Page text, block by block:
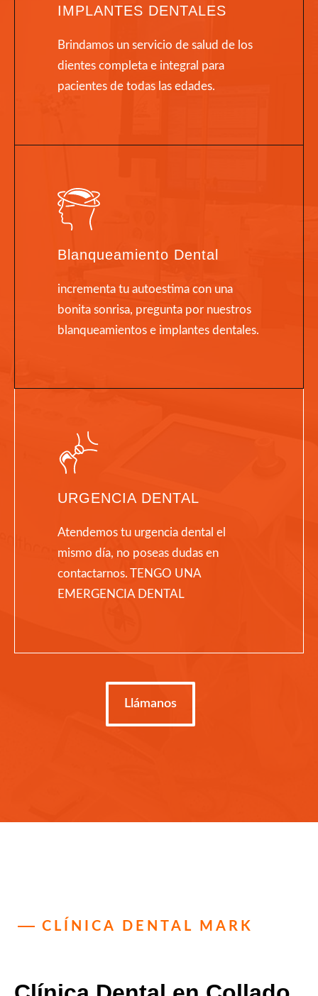
IMPLANTES DENTALES
Brindamos un servicio de salud de los
dientes completa e integral para
pacientes de todas las edades.
Blanqueamiento Dental
incrementa tu autoestima con una
bonita sonrisa, pregunta por nuestros
blanqueamientos e implantes dentales.
URGENCIA DENTAL
Atendemos tu urgencia dental el
mismo día, no poseas dudas en
contactarnos. TENGO UNA
EMERGENCIA DENTAL
Llámanos
CLÍNICA DENTAL MARK